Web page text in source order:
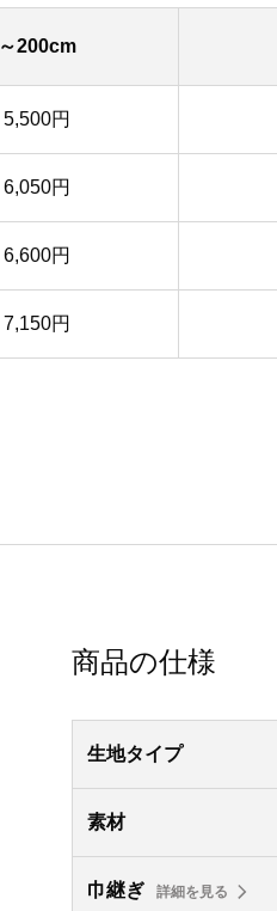
～200cm
5,500円
6,050円
6,600円
7,150円
商品の仕様
生地タイプ
素材
巾継ぎ 詳細を見る